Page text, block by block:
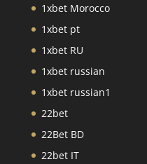
1xbet Morocco
1xbet pt
1xbet RU
1xbet russian
1xbet russian1
22bet
22Bet BD
22bet IT